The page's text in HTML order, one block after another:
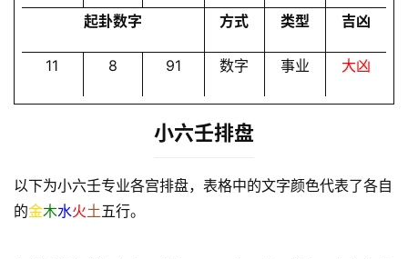
起卦数字 方式 类型 吉凶
11 8 91 数字 事业 大凶
小六壬排盘
以下为小六壬专业各宫排盘，表格中的文字颜色代表了各自
的金木水火土五行。